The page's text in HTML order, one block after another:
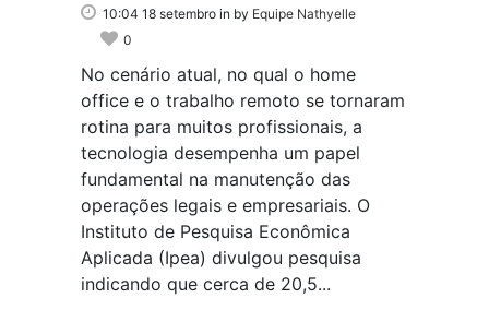
10:04 18 setembro in by Equipe Nathyelle
0
No cenário atual, no qual o home
office e o trabalho remoto se tornaram
rotina para muitos profissionais, a
tecnologia desempenha um papel
fundamental na manutenção das
operações legais e empresariais. O
Instituto de Pesquisa Econômica
Aplicada (Ipea) divulgou pesquisa
indicando que cerca de 20,5...